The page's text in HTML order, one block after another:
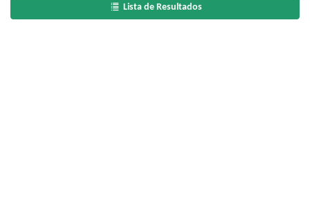
Lista de Resultados